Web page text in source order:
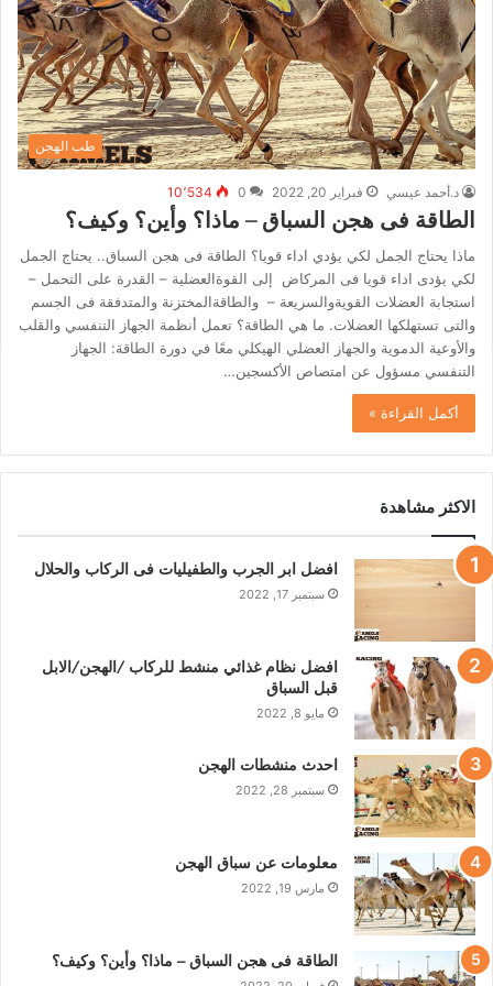
طب الهجن
د.أحمد عيسي فبراير 20, 2022 0 10٬534
الطاقة فى هجن السباق – ماذا؟ وأين؟ وكيف؟
ماذا يحتاج الجمل لكي يؤدي اداء قويا؟ الطاقة فى هجن السباق.. يحتاج الجمل
لكي يؤدى اداء قويا فى المركاض إلى القوةالعضلية – القدرة على التحمل –
استجابة العضلات القويةوالسريعة – والطاقةالمختزنة والمتدفقة فى الجسم
والتى تستهلكها العضلات. ما هي الطاقة؟ تعمل أنظمة الجهاز التنفسي والقلب
والأوعية الدموية والجهاز العضلي الهيكلي معًا في دورة الطاقة: الجهاز
التنفسي مسؤول عن امتصاص الأكسجين…
أكمل القراءة »
الاكثر مشاهدة
افضل ابر الجرب والطفيليات فى الركاب والحلال
سبتمبر 17, 2022
افضل نظام غذائي منشط للركاب /الهجن/الابل
قبل السباق
مايو 8, 2022
احدث منشطات الهجن
سبتمبر 28, 2022
معلومات عن سباق الهجن
مارس 19, 2022
الطاقة فى هجن السباق – ماذا؟ وأين؟ وكيف؟